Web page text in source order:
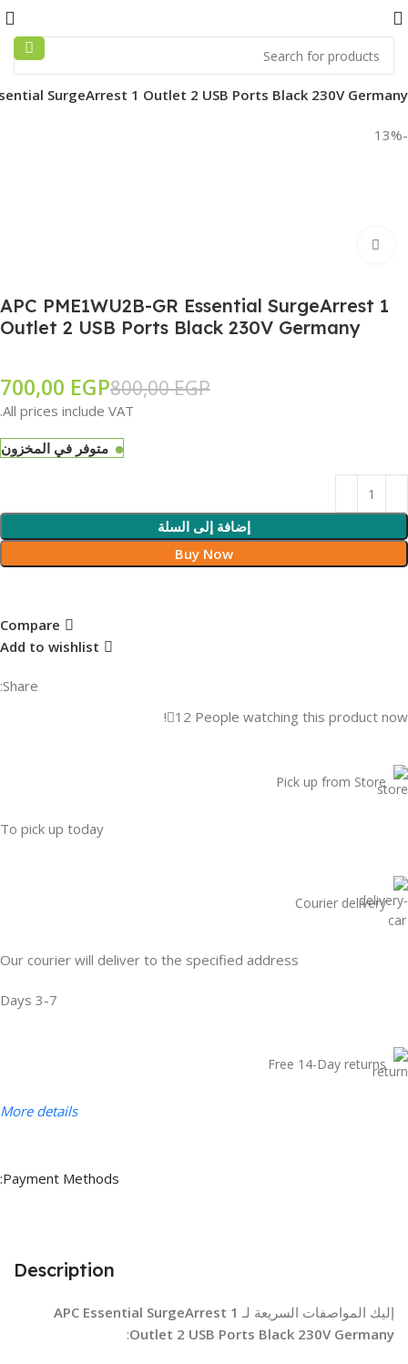
SurgeArrest 1 Outlet 2 USB Ports Black 230V Germany
-13%
APC PME1WU2B-GR Essential SurgeArrest 1
Outlet 2 USB Ports Black 230V Germany
800,00EGP
700,00 EGP
All prices include VAT.
متوفر في المخزون
إضافة إلى السلة
Buy Now
Compare
Add to wishlist
Share:
12 People watching this product now!
Pick up from Store
To pick up today
Courier delivery
Our courier will deliver to the specified address
3-7 Days
Free 14-Day returns
More details
Payment Methods:
Description
إليك المواصفات السريعة لـ APC Essential SurgeArrest 1
Outlet 2 USB Ports Black 230V Germany
: